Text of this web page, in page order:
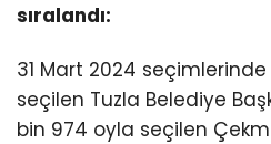
sıralandı:
31 Mart 2024
seçilen Tuzla Belediye
bin 974 oyla seçilen